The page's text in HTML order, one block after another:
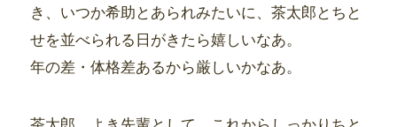
き、いつか希助とあられみたいに、茶太郎とちと
せを並べられる日がきたら嬉しいなあ。
年の差・体格差あるから厳しいかなあ。